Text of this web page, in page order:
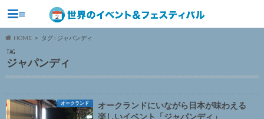
≡
HOME タグ : ジャパンディ
TAG
ジャパンディ
オークランド
オークランドにいながら日本が味わえる
楽しいイベント「ジャパンディ」